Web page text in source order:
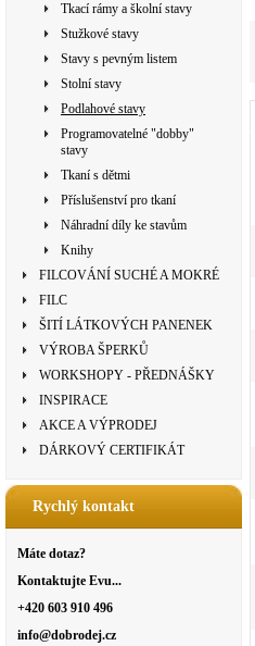
Tkací rámy a školní stavy
Stužkové stavy
Stavy s pevným listem
Stolní stavy
Podlahové stavy
Programovatelné "dobby"
stavy
Tkaní s dětmi
Příslušenství pro tkaní
Náhradní díly ke stavům
Knihy
FILCOVÁNÍ SUCHÉ A MOKRÉ
FILC
ŠITÍ LÁTKOVÝCH PANENEK
VÝROBA ŠPERKŮ
WORKSHOPY - PŘEDNÁŠKY
INSPIRACE
AKCE A VÝPRODEJ
DÁRKOVÝ CERTIFIKÁT
Rychlý kontakt
Máte dotaz?
Kontaktujte Evu...
+420 603 910 496
info@dobrodej.cz